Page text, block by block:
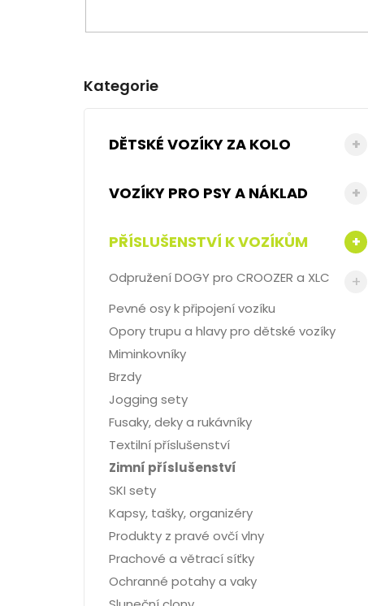
kategorie
Kategorie
DĚTSKÉ VOZÍKY ZA KOLO
VOZÍKY PRO PSY A NÁKLAD
PŘÍSLUŠENSTVÍ K VOZÍKŮM
Odpružení DOGY pro CROOZER a XLC
Pevné osy k připojení vozíku
Opory trupu a hlavy pro dětské vozíky
Miminkovníky
Brzdy
Jogging sety
Fusaky, deky a rukávníky
Textilní příslušenství
Zimní příslušenství
SKI sety
Kapsy, tašky, organizéry
Produkty z pravé ovčí vlny
Prachové a větrací síťky
Ochranné potahy a vaky